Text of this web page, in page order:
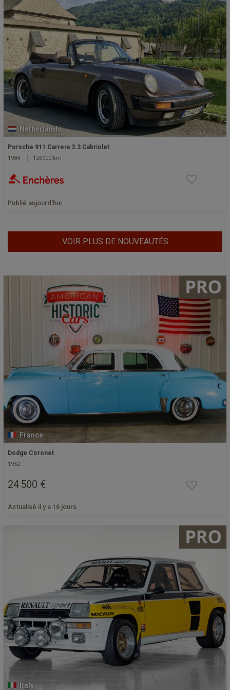
Netherlands
Porsche 911 Carrera 3.2 Cabriolet
1984 126900 km
Publié aujourd'hui
VOIR PLUS DE NOUVEAUTÉS
France
Dodge Coronet
1952
24 500 €
Actualisé il y a 16 jours
Italy